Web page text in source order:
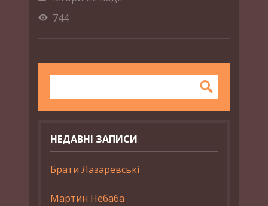
744
НЕДАВНІ ЗАПИСИ
Брати Лазаревські
Мартин Небаба